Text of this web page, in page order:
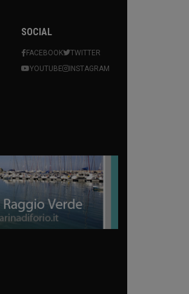
SOCIAL
FACEBOOK
TWITTER
YOUTUBE
INSTAGRAM